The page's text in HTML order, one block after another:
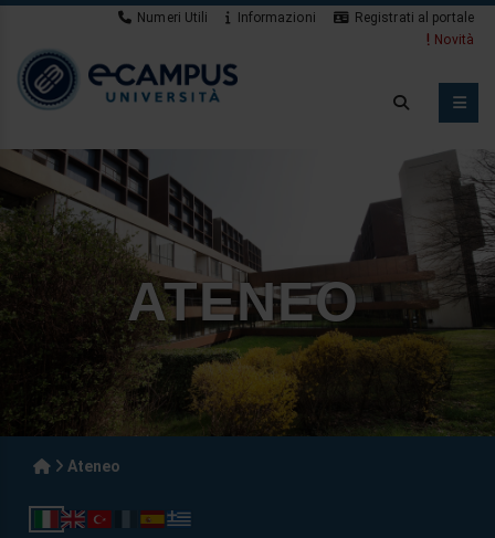
Numeri Utili Informazioni
Registrati al portale
Novità
ATENEO
Ateneo